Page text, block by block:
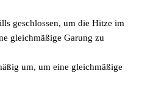
geschlossen, um die Hitze im
gleichmäßige Garung zu
um, um eine gleichmäßige